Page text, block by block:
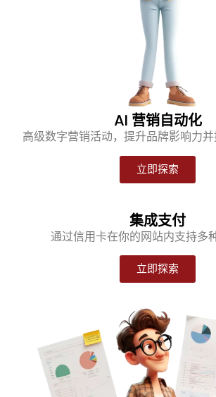
AI 营销自动化
高级数字营销活动，提升品牌影响力并
立即探索
集成支付
通过信用卡在你的网站内支持多
立即探索